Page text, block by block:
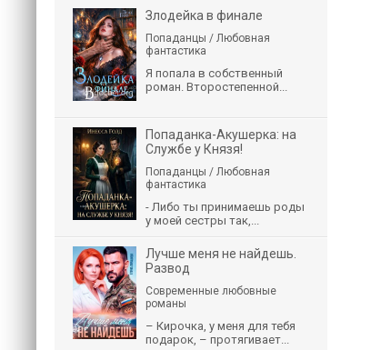
Злодейка в финале
Попаданцы / Любовная
фантастика
Я попала в собственный
роман. Второстепенной...
Попаданка-Акушерка: на
Службе у Князя!
Попаданцы / Любовная
фантастика
- Либо ты принимаешь роды
у моей сестры так,...
Лучше меня не найдешь.
Развод
Современные любовные
романы
– Кирочка, у меня для тебя
подарок, – протягивает...